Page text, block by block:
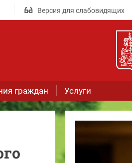
Версия для слабовидящих
граждан Услуги